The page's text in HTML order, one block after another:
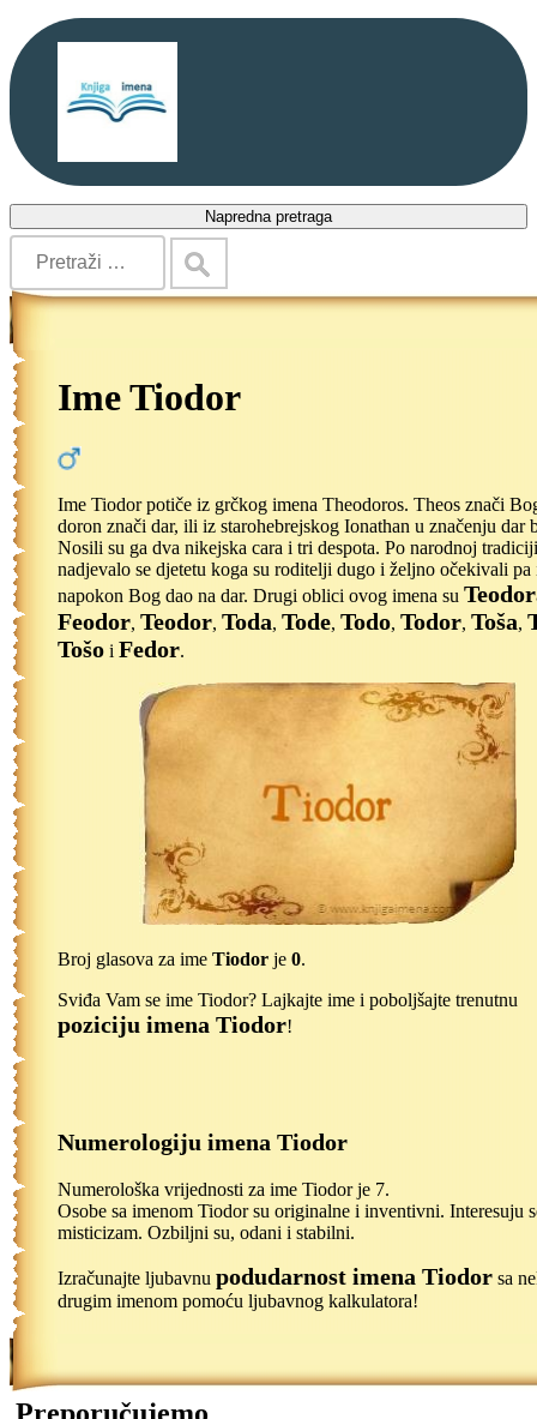
Napredna pretraga
Ime Tiodor
Ime Tiodor potiče iz grčkog imena Theodoros. Theos znači
doron znači dar, ili iz starohebrejskog Ionathan u značenju dar
Nosili su ga dva nikejska cara i tri despota. Po narodnoj tradiciji
nadjevalo se djetetu koga su roditelji dugo i željno očekivali pa
napokon Bog dao na dar. Drugi oblici ovog imena su
Feodor, Teodor, Toda, Tode, Todo, Todor, Toša,
Tošo i Fedor.
Broj glasova za ime Tiodor je 0.
Sviđa Vam se ime Tiodor? Lajkajte ime i poboljšajte trenutnu
poziciju imena Tiodor!
Numerologiju imena Tiodor
Numerološka vrijednosti za ime Tiodor je 7.
Osobe sa imenom Tiodor su originalne i inventivni. Interesuju
misticizam. Ozbiljni su, odani i stabilni.
Izračunajte ljubavnu podudarnost imena Tiodor sa
drugim imenom pomoću ljubavnog kalkulatora!